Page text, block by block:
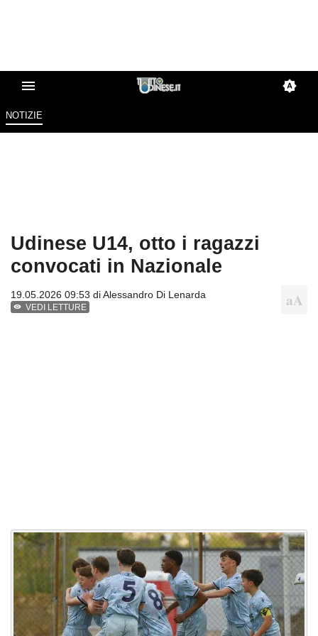
NOTIZIE
Udinese U14, otto i ragazzi
convocati in Nazionale
19.05.2026 09:53 diAlessandro Di Lenarda
VEDI LETTURE